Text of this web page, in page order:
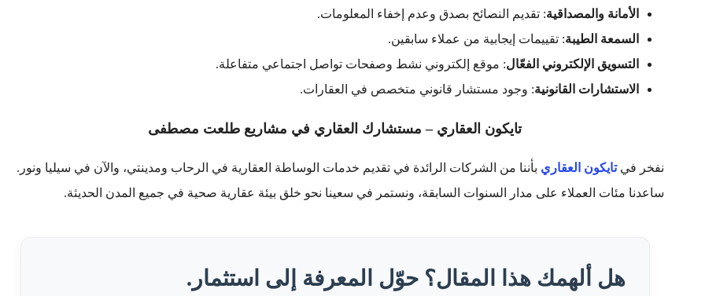
الأمانة والمصداقية: تقديم النصائح بصدق وعدم إخفاء المعلومات.
السمعة الطيبة: تقييمات إيجابية من عملاء سابقين.
التسويق الإلكتروني الفعّال: موقع إلكتروني نشط وصفحات تواصل اجتماعي متفاعلة.
الاستشارات القانونية: وجود مستشار قانوني متخصص في العقارات.
تايكون العقاري – مستشارك العقاري في مشاريع طلعت مصطفى
نفخر فيتايكون العقاري بأننا من الشركات الرائدة في تقديم خدمات الوساطة العقارية في الرحاب ومدينتي، والآن في سيليا ونور.
ساعدنا مئات العملاء على مدار السنوات السابقة، ونستمر في سعينا نحو خلق بيئة عقارية صحية في جميع المدن الحديثة.
هل ألهمك هذا المقال؟ حوّل المعرفة إلى استثمار.